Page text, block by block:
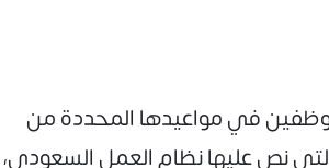
في مواعيدها المحددة من
نص عليها نظام العمل السعودي،